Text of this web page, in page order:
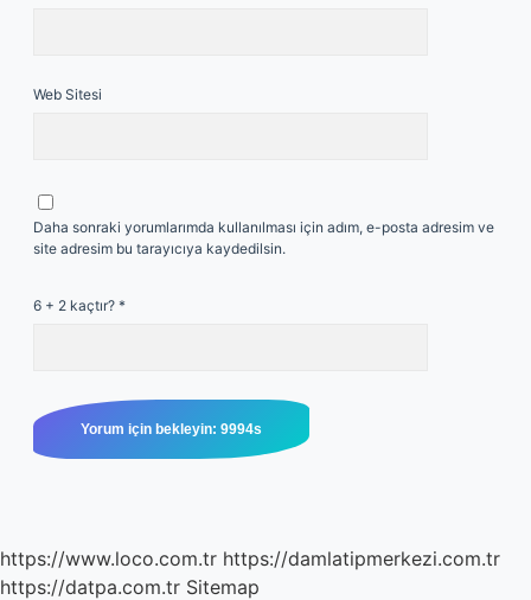
Web Sitesi
Daha sonraki yorumlarımda kullanılması için adım, e-posta adresim ve
site adresim bu tarayıcıya kaydedilsin.
6 + 2 kaçtır? *
https://www.loco.com.tr https://damlatipmerkezi.com.tr
https://datpa.com.tr Sitemap